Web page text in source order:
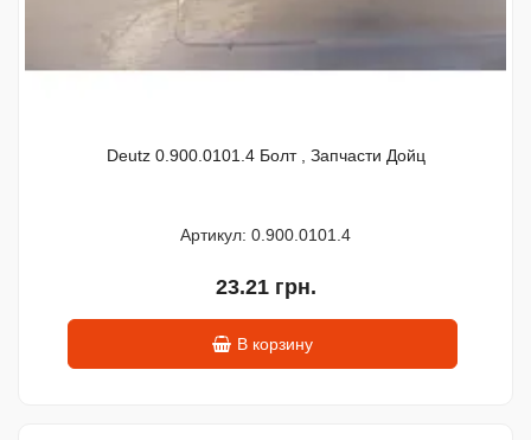
Deutz 0.900.0101.4 Болт , Запчасти Дойц
Артикул: 0.900.0101.4
23.21 грн.
В корзину